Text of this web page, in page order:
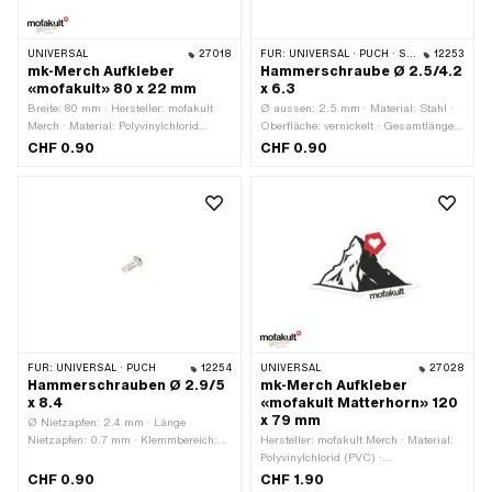
UNIVERSAL 27018
mk-Merch Aufkleber
«mofakult» 80 x 22 mm
Breite: 80 mm · Hersteller: mofakult
Merch · Material: Polyvinylchlorid
(PVC) · Oberfläche: matt ·
Beschaffenheit Rückseite: Klebstoff ·
CHF 0.90
FÜR: UNIVERSAL · PUCH · SACHS 12253
Hammerschraube Ø 2.5/4.2
x 6.3
Ø aussen: 2.5 mm · Material: Stahl ·
Oberfläche: vernickelt · Gesamtlänge:
6.3 mm · Ø Bohrung: 2.2 mm · Ø Kopf
CHF 0.90
FÜR: UNIVERSAL · PUCH 12254
Hammerschrauben Ø 2.9/5
x 8.4
Ø Nietzapfen: 2.4 mm · Länge
Nietzapfen: 0.7 mm · Klemmbereich:
vernickelt · Gesamtlänge: 8.5 mm · Ø
CHF 0.90
UNIVERSAL 27028
mk-Merch Aufkleber
«mofakult Matterhorn» 120
x 79 mm
Hersteller: mofakult Merch · Material:
Polyvinylchlorid (PVC) ·
Verwendungsort: Universal · Farbe: rot
CHF 1.90